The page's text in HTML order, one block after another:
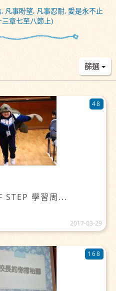
凡事盼望, 凡事忍耐, 愛是永不止
章七至八節上)
篩選
學習周...
48
2017-03-29
168